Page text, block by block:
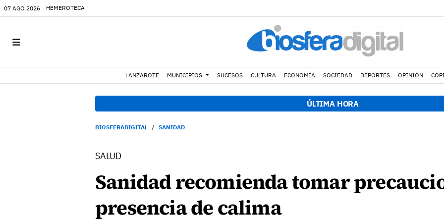
07 AGO 2026 HEMEROTECA
LANZAROTE MUNICIPIOS SUCESOS CULTURA ECONOMÍA SOCIEDAD DEPORTES OPINIÓN
ÚLTIMA HORA
BIOSFERADIGITAL SANIDAD
SALUD
Sanidad recomienda tomar
presencia de calima